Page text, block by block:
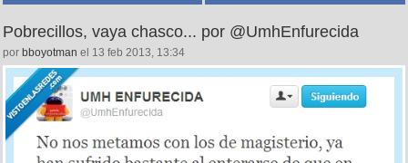
Pobrecillos, vaya chasco... por @UmhEnfurecida
por bboyotman el 13 feb 2013, 13:34